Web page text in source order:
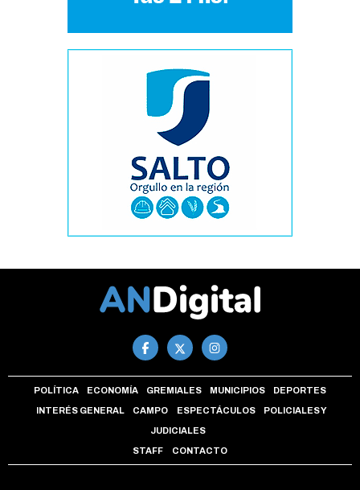
POLÍTICA ECONOMÍA GREMIALES MUNICIPIOS DEPORTES
INTERÉS GENERAL CAMPO ESPECTÁCULOS POLICIALES Y
JUDICIALES
STAFF CONTACTO